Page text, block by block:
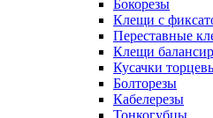
Бокорезы
Клещи с
Переставные
Клещи
Кусачки
Болторезы
Кабелерезы
Тонкогубцы